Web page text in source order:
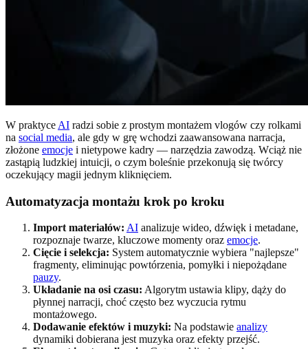
W praktyce AI radzi sobie z prostym montażem vlogów czy rolkami
na social media, ale gdy w grę wchodzi zaawansowana narracja,
złożone emocje i nietypowe kadry — narzędzia zawodzą. Wciąż nie
zastąpią ludzkiej intuicji, o czym boleśnie przekonują się twórcy
oczekujący magii jednym kliknięciem.
Automatyzacja montażu krok po kroku
Import materiałów: AI analizuje wideo, dźwięk i metadane,
rozpoznaje twarze, kluczowe momenty oraz emocje.
Cięcie i selekcja: System automatycznie wybiera "najlepsze"
fragmenty, eliminując powtórzenia, pomyłki i niepożądane
pauzy.
Układanie na osi czasu: Algorytm ustawia klipy, dąży do
płynnej narracji, choć często bez wyczucia rytmu
montażowego.
Dodawanie efektów i muzyki: Na podstawie analizy
dynamiki dobierana jest muzyka oraz efekty przejść.